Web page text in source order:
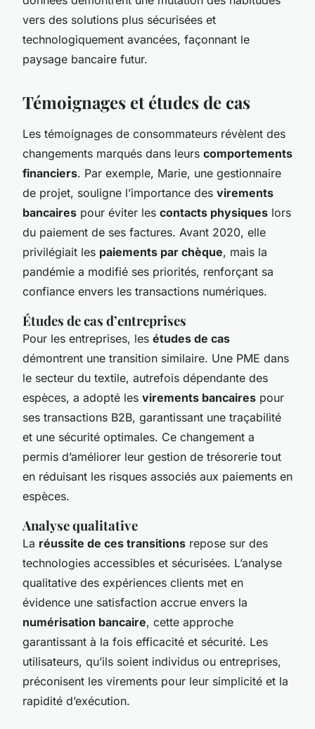
vers des solutions plus sécurisées et
technologiquement avancées, façonnant le
paysage bancaire futur.
Témoignages et études de cas
Les témoignages de consommateurs révèlent des
changements marqués dans leurs comportements
financiers. Par exemple, Marie, une gestionnaire
de projet, souligne l’importance des virements
bancaires pour éviter les contacts physiques lors
du paiement de ses factures. Avant 2020, elle
privilégiait les paiements par chèque, mais la
pandémie a modifié ses priorités, renforçant sa
confiance envers les transactions numériques.
Études de cas d’entreprises
Pour les entreprises, les études de cas
démontrent une transition similaire. Une PME dans
le secteur du textile, autrefois dépendante des
espèces, a adopté les virements bancaires pour
ses transactions B2B, garantissant une traçabilité
et une sécurité optimales. Ce changement a
permis d’améliorer leur gestion de trésorerie tout
en réduisant les risques associés aux paiements en
espèces.
Analyse qualitative
La réussite de ces transitions repose sur des
technologies accessibles et sécurisées. L’analyse
qualitative des expériences clients met en
évidence une satisfaction accrue envers la
numérisation bancaire, cette approche
garantissant à la fois efficacité et sécurité. Les
utilisateurs, qu’ils soient individus ou entreprises,
préconisent les virements pour leur simplicité et la
rapidité d’exécution.